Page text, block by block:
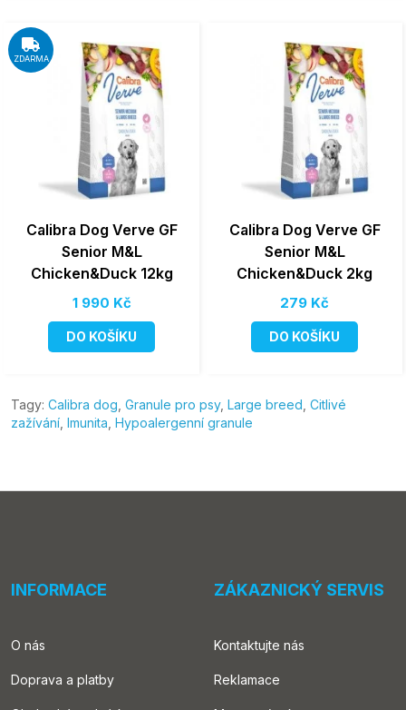
ZDARMA
Calibra Dog Verve GF
Senior M&L
Chicken&Duck 12kg
1 990 Kč
DO KOŠÍKU
Calibra Dog Verve GF
Senior M&L
Chicken&Duck 2kg
279 Kč
DO KOŠÍKU
Tagy: Calibra dog Granule pro psy, Large breed Citlivé
zažívání Imunita Hypoalergenní granule
INFORMACE
O nás
Doprava a platby
ZÁKAZNICKÝ SERVIS
Kontaktujte nás
Reklamace